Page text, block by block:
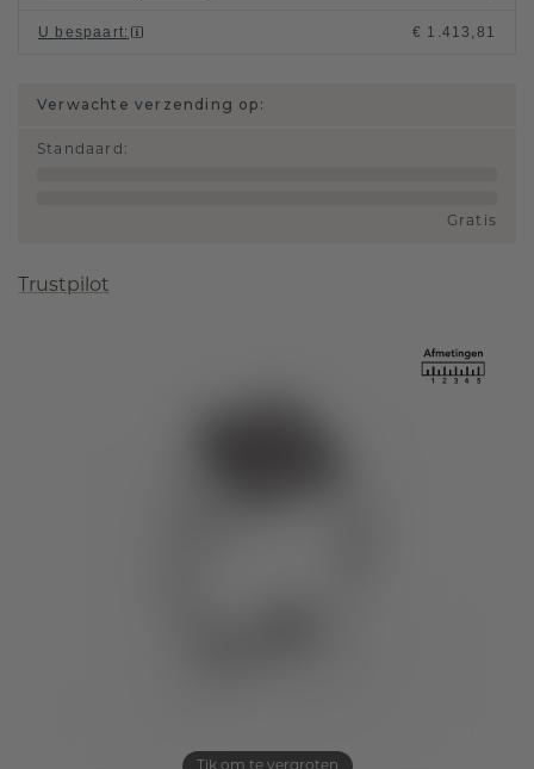
U bespaart: € 1.413,81
Verwachte verzending op:
Standaard :
Gratis
Trustpilot